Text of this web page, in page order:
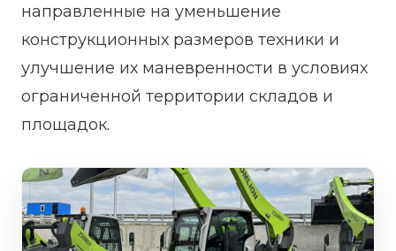
направленные на уменьшение
конструкционных размеров техники и
улучшение их маневренности в условиях
ограниченной территории складов и
площадок.